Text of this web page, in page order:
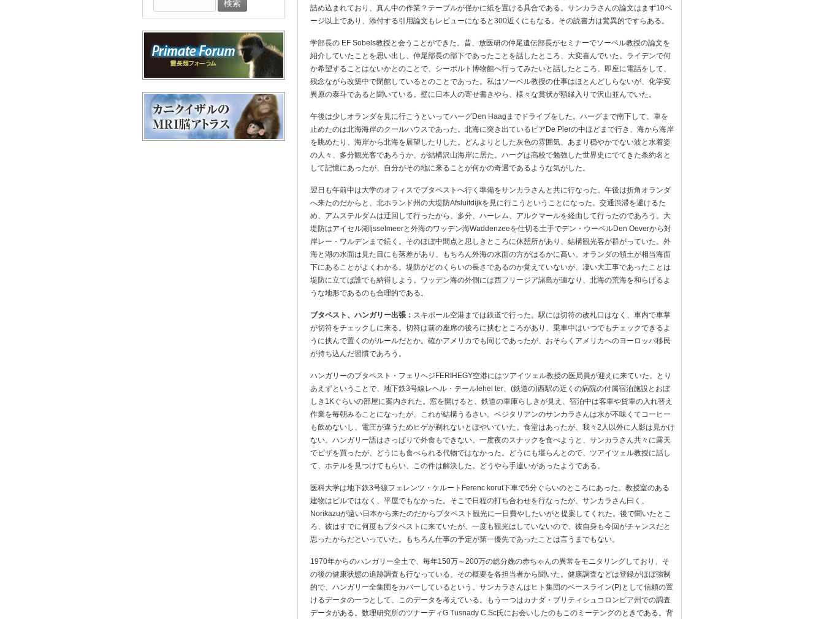
詰め込まれており、真ん中の作業？テーブルが僅かに紙を置ける具合である。サンカラさんの論文はまず10ペ
ージ以上であり、添付する引用論文もレビューになると300近くにもなる。その読書力は驚異的ですらある。
学部長の EF Sobels教授と会うことができた。昔、放医研の仲尾遺伝部長がセミナーでソーベル教授の論文を
紹介していたことを思い出し、仲尾部長の部下であったことを話したところ、大変喜んでいた。ライデンで何
か希望することはないかとのことで、シーボルト博物館へ行ってみたいと話したところ、即座に電話をして、
残念ながら改築中で閉館しているとのことであった。私はソーベル教授の仕事はほとんどしらないが、化学変
異原の泰斗であると聞いている。壁に日本人の寄せ書きやら、様々な賞状が額縁入りで沢山並んでいた。
午後は少しオランダを見に行こうといってハーグDen Haagまでドライブをした。ハーグまで南下して、車を
止めたのは北海海岸のクールハウスであった。北海に突き出ているピアDe Pierの中ほどまで行き、海から海岸
を眺めたり、海岸から北海を展望したりした。どんよりとした灰色の雰囲気、あまり穏やかでない波と水着姿
の人々、多分観光客であろうか、が結構沢山海岸に居た。ハーグは高校で勉強した世界史にでてきた条約名と
して記憶にあったが、自分がその地に来ることが何かの奇遇であるような気がした。
翌日も午前中は大学のオフィスでブタペストへ行く準備をサンカラさんと共に行なった。午後は折角オランダ
へ来たのだからと、北ホランド州の大堤防Afsluitdijkを見に行こうということになった。交通渋滞を避けるた
め、アムステルダムは迂回して行ったから、多分、ハーレム、アルクマールを経由して行ったのであろう。大
堤防はアイセル湖Ijsselmeerと外海のワッデン海Waddenzeeを仕切る土手でデン・ウーベルDen Oeverから対
岸レー・ワルデンまで続く。そのほぼ中間点と思しきところに休憩所があり、結構観光客が群がっていた。外
海と湖の水面は見た目にも落差があり、もちろん外海の水面の方がはるかに高い。オランダの領土が相当海面
下にあることがよくわかる。堤防がどのくらいの長さであるのか覚えていないが、凄い大工事であったことは
堤防に立てば誰でも納得しよう。ワッデン海の外側には西フリージア諸島が連なり、北海の荒海を和らげるよ
うな地形であるのも合理的である。
ブタペスト、ハンガリー出張： スキポール空港までは鉄道で行った。駅には切符の改札口はなく、車内で車掌
が切符をチェックしに来る。切符は前の座席の後ろに挟むところがあり、乗車中はいつでもチェックできるよ
うに挟んで置くのがルールだとか。確かアメリカでも同じであったが、おそらくアメリカへのヨーロッパ移民
が持ち込んだ習慣であろう。
ハンガリーのブタペスト・フェリヘジFERIHEGY空港にはツアイツェル教授の医局員が迎えに来ていた。とり
あえずということで、地下鉄3号線レヘル・テールlehel ter、(鉄道の)西駅の近くの病院の付属宿泊施設とおぼ
しき1Kぐらいの部屋に案内された。窓を開けると、鉄道の車庫らしきが見え、宿泊中は客車や貨車の入れ替え
作業を毎朝みることになったが、これが結構うるさい。ベジタリアンのサンカラさんは水が不味くてコーヒー
も飲めないし、電圧が違うためヒゲが剃れないとぼやいていた。食堂はあったが、我々2人以外に人影は見かけ
ない。ハンガリー語はさっぱりで外食もできない。一度夜のスナックを食べようと、サンカラさん共々に露天
でピザを買ったが、どうにも食べられる代物ではなかった。どうにも堪らんとので、ツアイツェル教授に話し
て、ホテルを見つけてもらい、この件は解決した。どうやら手違いがあったようである。
医科大学は地下鉄3号線フェレンツ・ケルートFerenc korut下車で5分ぐらいのところにあった。教授室のある
建物はビルではなく、平屋でもなかった。そこで日程の打ち合わせを行なったが、サンカラさん曰く、
Norikazuが遠い日本から来たのだからブタペスト観光に一日費やしたいがと提案してくれた。後で聞いたとこ
ろ、彼はすでに何度もブタペストに来ていたが、一度も観光はしていないので、彼自身も今回がチャンスだと
思ったからだといっていた。もちろん仕事の予定が第一優先であったことは言うまでもない。
1970年からのハンガリー全土で、毎年150万～200万の総分娩の赤ちゃんの異常をモニタリングしており、そ
の後の健康状態の追跡調査も行なっている、その概要を各担当者から聞いた。健康調査などは登録がほぼ強制
的で、ハンガリー全集団をカバーしているという。サンカラさんはヒト集団のベースライン(P)として信頼の置
けるデータの一つとして、このデータを考えている。もう一つはカナダ・ブリティシュコロンビア州での調査
データがある。数理研究所のツナーディG Tusnady C Sc氏にお会いしたのもこのミーテングのときである。背
索: